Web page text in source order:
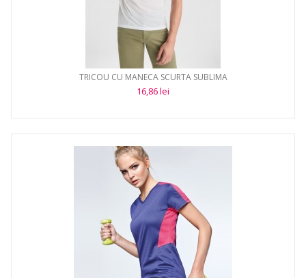
TRICOU CU MANECA SCURTA SUBLIMA
16,86 lei